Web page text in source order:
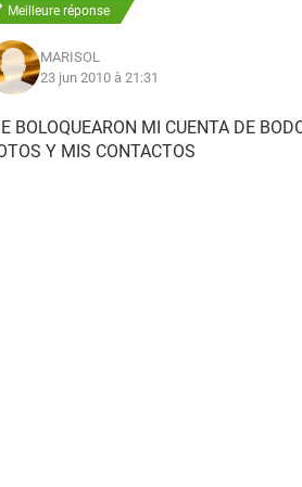
Meilleure réponse
MARISOL
23 jun 2010 à 21:31
BOLOQUEARON MI CUENTA DE
Y MIS CONTACTOS